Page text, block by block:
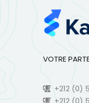
VOTRE
+212 (0)
+212 (0)